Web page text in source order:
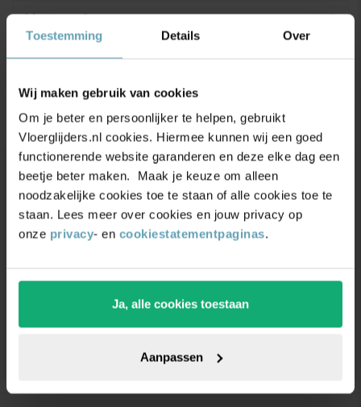
Toestemming Details Over
Wij maken gebruik van cookies
Om je beter en persoonlijker te helpen, gebruikt
Vloerglijders.nl cookies. Hiermee kunnen wij een goed
functionerende website garanderen en deze elke dag een
beetje beter maken. Maak je keuze om alleen
noodzakelijke cookies toe te staan of alle cookies toe te
staan. Lees meer over cookies en jouw privacy op
onze privacy- en cookiestatementpaginas.
Ja, alle cookies toestaan
Aanpassen
Maatvoering
Uniekekortingsactiesen
inspiratieontvangen?